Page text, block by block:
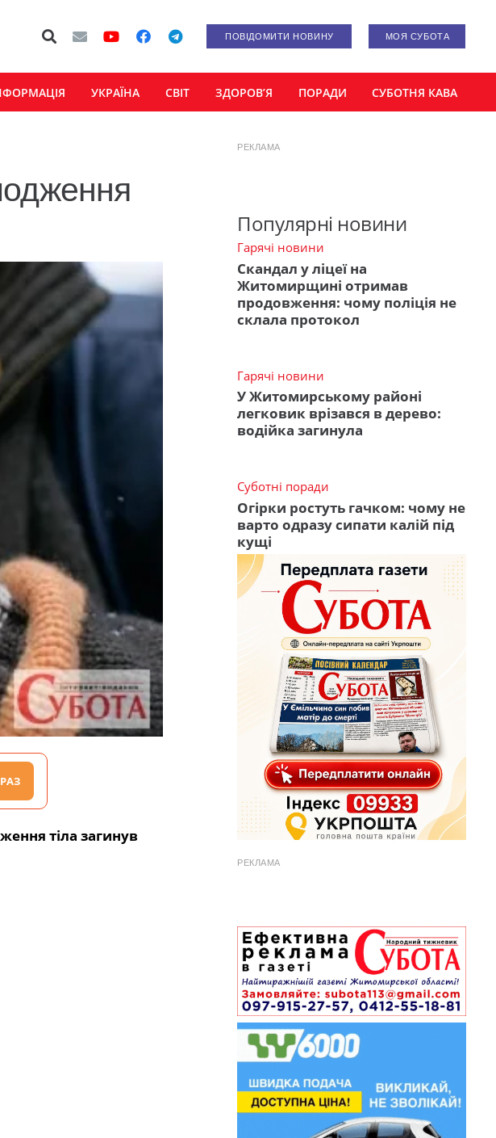
ПОВІДОМИТИ НОВИНУ МОЯ СУБОТА
УКРАЇНА СВІТ ЗДОРОВ’Я ПОРАДИ СУБОТНЯ КАВА
тіла загинув
РЕКЛАМА
Популярні новини
Гарячі новини
Скандал у ліцеї на
Житомирщині отримав
продовження: чому поліція не
склала протокол
Гарячі новини
У Житомирському районі
легковик врізався в дерево:
водійка загинула
Суботні поради
Огірки ростуть гачком: чому не
варто одразу сипати калій під
кущі
РЕКЛАМА